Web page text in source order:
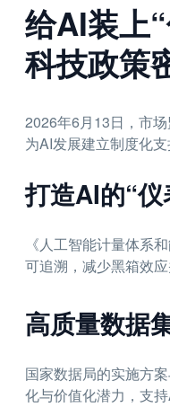
给AI装上
科技政策
2026年6月13日，市
为AI发展建立制度化支
打造AI的“
《人工智能计量体系
可追溯，减少黑箱效
高质量数据
国家数据局的实施方
化与价值化潜力，支持